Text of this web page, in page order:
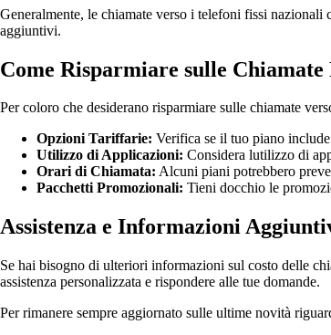
Generalmente, le chiamate verso i telefoni fissi
aggiuntivi.
Come Risparmiare sulle Chiamate
Per coloro che desiderano risparmiare sulle chiamate
Opzioni Tariffarie: Verifica se il tuo piano
Utilizzo di Applicazioni: Considera lutilizzo di
Orari di Chiamata: Alcuni piani potrebbero
Pacchetti Promozionali: Tieni docchio le
Assistenza e Informazioni
Se hai bisogno di ulteriori informazioni sul costo delle
assistenza personalizzata e rispondere alle tue domande.
Per rimanere sempre aggiornato sulle ultime novità